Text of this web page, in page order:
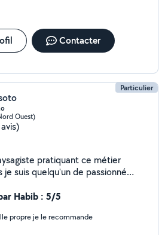
Contacter
Particulier
Ouest)
pratiquant ce métier
suis quelqu'un de passionné
Habib : 5/5
propre je le recommande